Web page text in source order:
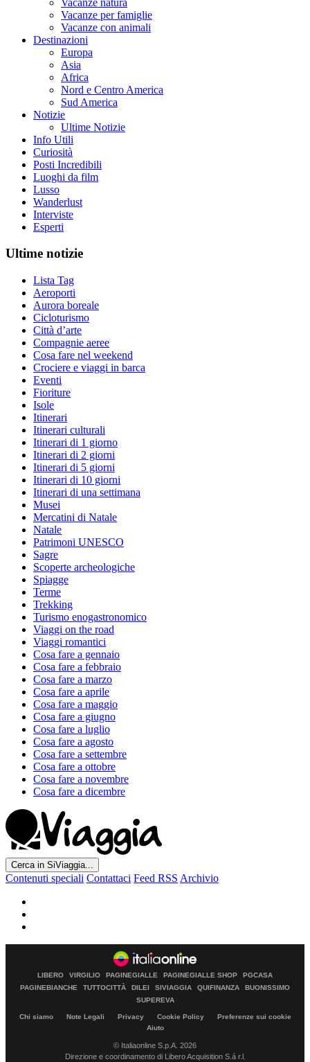
Vacanze per famiglie
Vacanze con animali
Destinazioni
Europa
Asia
Africa
Nord e Centro America
Sud America
Notizie
Ultime Notizie
Info Utili
Curiosità
Posti Incredibili
Luoghi da film
Lusso
Wanderlust
Interviste
Esperti
Ultime notizie
Lista Tag
Aeroporti
Aurora boreale
Cicloturismo
Città d’arte
Compagnie aeree
Cosa fare nel weekend
Crociere e viaggi in barca
Eventi
Fioriture
Isole
Itinerari
Itinerari culturali
Itinerari di 1 giorno
Itinerari di 2 giorni
Itinerari di 5 giorni
Itinerari di 10 giorni
Itinerari di una settimana
Musei
Mercatini di Natale
Natale
Patrimoni UNESCO
Sagre
Scoperte archeologiche
Spiagge
Terme
Trekking
Turismo enogastronomico
Viaggi on the road
Viaggi romantici
Cosa fare a gennaio
Cosa fare a febbraio
Cosa fare a marzo
Cosa fare a aprile
Cosa fare a maggio
Cosa fare a giugno
Cosa fare a luglio
Cosa fare a agosto
Cosa fare a settembre
Cosa fare a ottobre
Cosa fare a novembre
Cosa fare a dicembre
Cerca in SiViaggia...
Contenuti speciali Contattaci Feed RSS Archivio
LIBERO VIRGILIO PAGINEGIALLE PAGINEGIALLE SHOP
PGCASA
PAGINEBIANCHE
TUTTOCITTÀ DILEI SIVIAGGIA QUIFINANZA
BUONISSIMO
SUPEREVA
Chi siamo Note Legali Privacy Cookie Policy
Preferenze sui cookie
Aiuto
© Italiaonline S.p.A. 2026
Direzione e coordinamento di Libero Acquisition S.á r.l.